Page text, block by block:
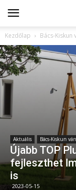
Kezdőlap Bács-Kiskun
Aktuális Bács-Kiskun
Újabb TOP
fejleszthet
is
2023-05-15